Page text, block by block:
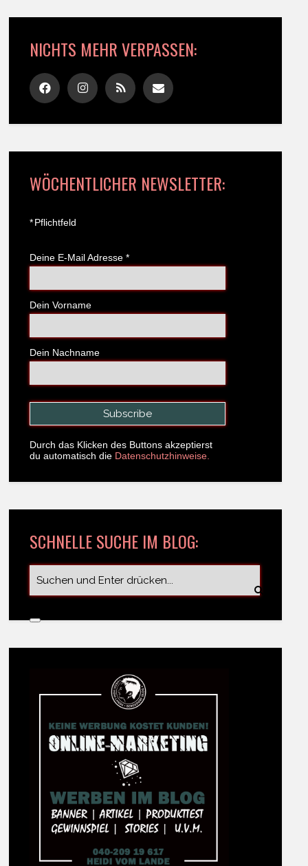
NICHTS MEHR VERPASSEN:
WÖCHENTLICHER NEWSLETTER:
*Pflichtfeld
Deine E-Mail Adresse *
Dein Vorname
Dein Nachname
Durch das Klicken des Buttons akzeptierst
du automatisch die Datenschutzhinweise.
SCHNELLE SUCHE IM BLOG: